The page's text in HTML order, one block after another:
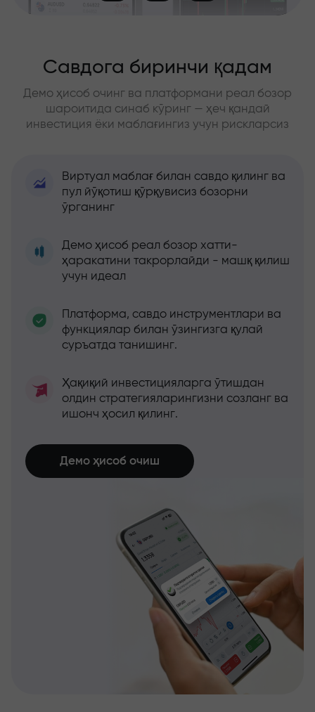
Савдога биринчи қадам
Демо ҳисоб очинг ва платформани реал бозор
шароитида синаб кўринг — ҳеч қандай
инвестиция ёки маблағингиз учун рискларсиз
Виртуал маблағ билан савдо қилинг ва
пул йўқотиш қўрқувисиз бозорни
ўрганинг
Демо ҳисоб реал бозор хатти-
ҳаракатини такрорлайди - машқ қилиш
учун идеал
Платформа, савдо инструментлари ва
функциялар билан ўзингизга қулай
суръатда танишинг.
Ҳақиқий инвестицияларга ўтишдан
олдин стратегияларингизни созланг ва
ишонч ҳосил қилинг.
Демо ҳисоб очиш